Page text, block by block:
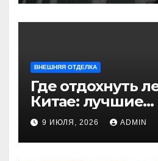
строительства
ВНЕШНЯЯ ОТДЕЛКА
Где отдохнуть
Китае: лучшие
направления для
незабываемого
путешествия
9 ИЮЛЯ, 2026 ADMIN